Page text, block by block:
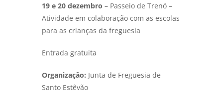
19 e 20 dezembro – Passeio de Trenó –
Atividade em colaboração com as escolas
para as crianças da freguesia
Entrada gratuita
Organização: Junta de Freguesia de
Santo Estêvão